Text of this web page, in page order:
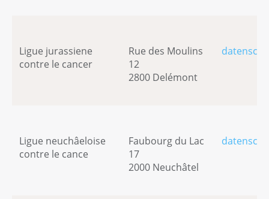
Ligue jurassiene
contre le cancer
Rue des Moulins
12
2800 Delémont
Ligue neuchâeloise
contre le cance
Faubourg du Lac
17
2000 Neuchâtel